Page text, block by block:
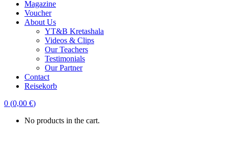
Magazine
Voucher
About Us
YT&B Kretashala
Videos & Clips
Our Teachers
Testimonials
Our Partner
Contact
Reisekorb
0 (0,00 €)
No products in the cart.